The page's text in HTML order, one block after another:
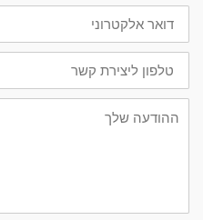
דואר
אלקטרוני
טלפון
ליצירת
קשר
ההודעה
שלך